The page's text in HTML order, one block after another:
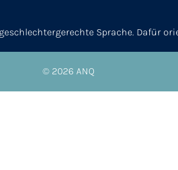
Sprache. Dafür
© 2026 ANQ